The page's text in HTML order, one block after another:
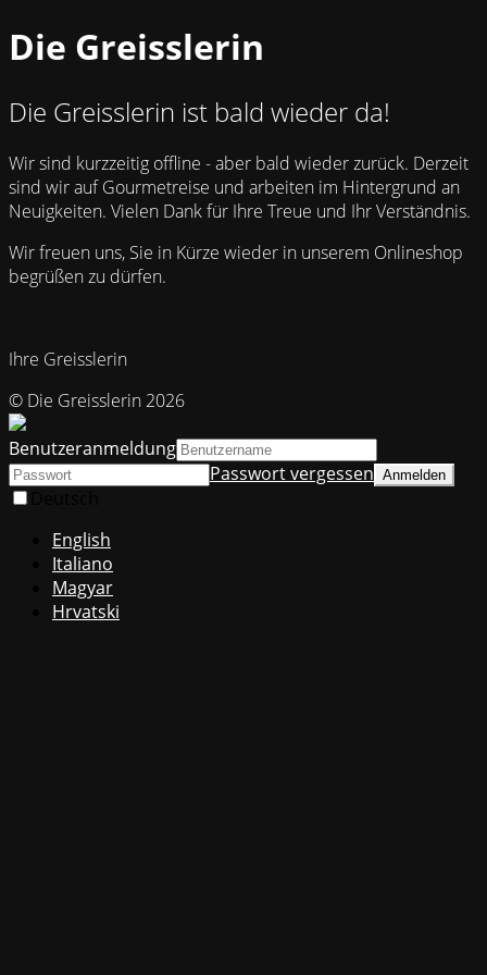
Die Greisslerin
Die Greisslerin ist bald wieder da!
Wir sind kurzzeitig offline - aber bald wieder zurück. Derzeit
sind wir auf Gourmetreise und arbeiten im Hintergrund an
Neuigkeiten. Vielen Dank für Ihre Treue und Ihr Verständnis.
Wir freuen uns, Sie in Kürze wieder in unserem Onlineshop
begrüßen zu dürfen.
Ihre Greisslerin
© Die Greisslerin 2026
Benutzeranmeldung
Passwort vergessen
English
Italiano
Magyar
Hrvatski